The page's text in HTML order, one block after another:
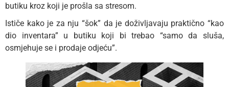
butiku kroz koji je prošla sa stresom.
Ističe kako je za nju “šok” da je doživljavaju praktično “kao
dio inventara” u butiku koji bi trebao “samo da sluša,
osmjehuje se i prodaje odjeću”.